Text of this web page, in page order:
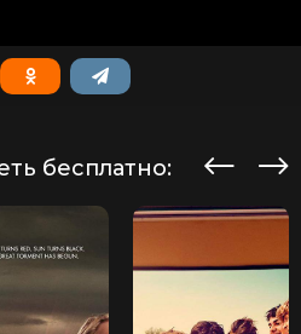
бесплатно: